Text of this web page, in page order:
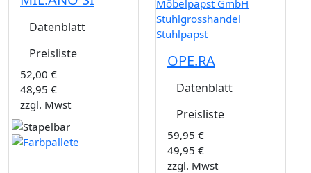
Datenblatt
Preisliste
52,00 €
48,95 €
zzgl. Mwst
OPE.RA
Datenblatt
Preisliste
59,95 €
49,95 €
zzgl. Mwst